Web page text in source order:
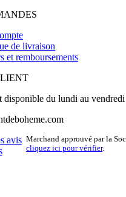
de livraison
et remboursements
disponible du lundi au vendredi
Marchand approuvé par la
cliquez ici pour vérifier.